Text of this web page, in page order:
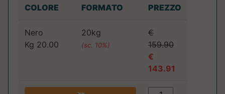
COLORE FORMATO PREZZO
Nero
Kg 20.00
20kg
(sc. 10%)
€
159.90
€
143.91